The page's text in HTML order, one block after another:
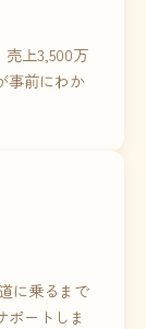
上3,500万
事前にわか
に乗るまで
ポートしま